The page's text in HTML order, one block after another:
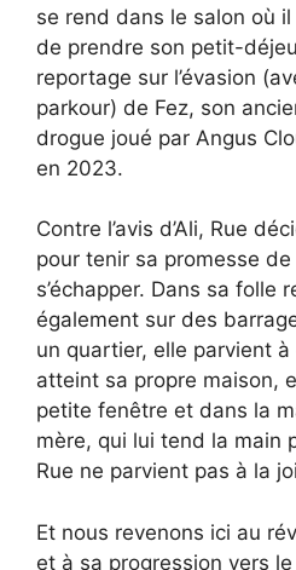
se rend dans le salon où
de prendre son petit-
reportage sur l’évasion
parkour) de Fez, son
drogue joué par Angus
en 2023.
Contre l’avis d’Ali, Rue
pour tenir sa promesse de
s’échapper. Dans sa folle
également sur des
un quartier, elle parvient
atteint sa propre maison,
petite fenêtre et dans la
mère, qui lui tend la main
Rue ne parvient pas à la
Et nous revenons ici au
et à sa progression vers